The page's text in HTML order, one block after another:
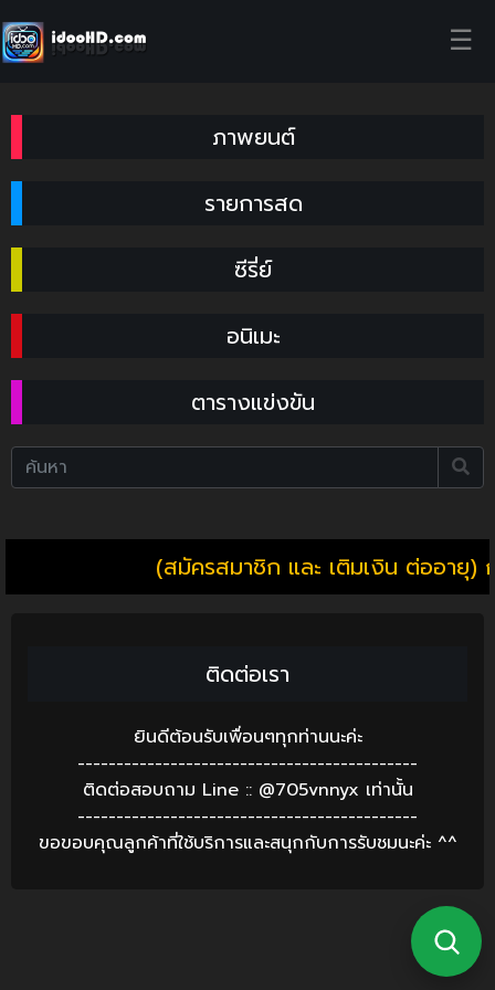
☰
ภาพยนต์
รายการสด
ซีรี่ย์
อนิเมะ
ตารางแข่งขัน
(สมัครสมาชิก และ เติมเงิน ต่ออายุ)
ติดต่อเรา
ยินดีต้อนรับเพื่อนๆทุกท่านนะค่ะ
--------------------------------------------
ติดต่อสอบถาม Line :: @705vnnyx เท่านั้น
--------------------------------------------
ขอขอบคุณลูกค้าที่ใช้บริการและสนุกกับการรับชมนะค่ะ ^^